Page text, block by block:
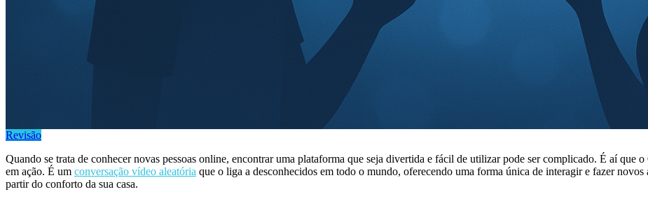
Revisão
Quando se trata de conhecer novas pessoas online, encontrar uma plataforma que seja divertida e fácil de utilizar pode ser complicado. É aí que o
em ação. É um conversação vídeo aleatória que o liga a desconhecidos em todo o mundo, oferecendo uma forma única de interagir e fazer novos
partir do conforto da sua casa.